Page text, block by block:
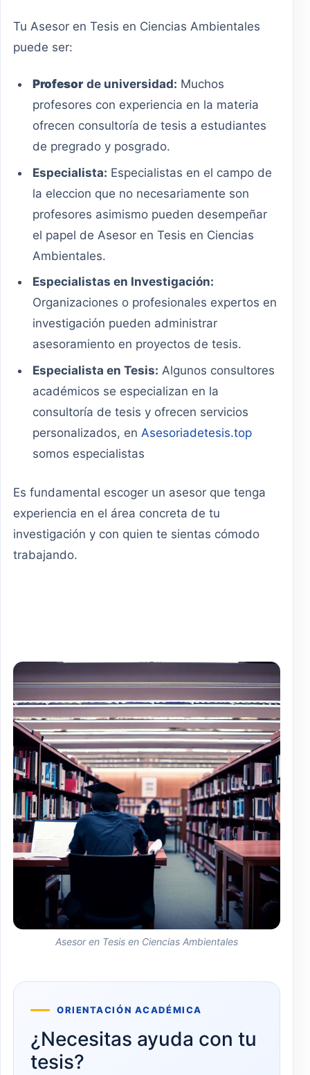
Tu Asesor en Tesis en Ciencias Ambientales
puede ser:
Profesor de universidad: Muchos
profesores con experiencia en la materia
ofrecen consultoría de tesis a estudiantes
de pregrado y posgrado.
Especialista: Especialistas en el campo de
la eleccion que no necesariamente son
profesores asimismo pueden desempeñar
el papel de Asesor en Tesis en Ciencias
Ambientales.
Especialistas en Investigación:
Organizaciones o profesionales expertos en
investigación pueden administrar
asesoramiento en proyectos de tesis.
Especialista en Tesis: Algunos consultores
académicos se especializan en la
consultoría de tesis y ofrecen servicios
personalizados, enAsesoriadetesis.top
somos especialistas
Es fundamental escoger un asesor que tenga
experiencia en el área concreta de tu
investigación y con quien te sientas cómodo
trabajando.
Asesor en Tesis en Ciencias Ambientales
ORIENTACIÓN ACADÉMICA
¿Necesitas ayuda con tu
tesis?